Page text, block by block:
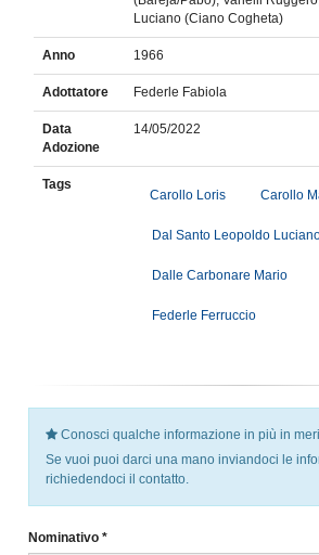
Luciano (Ciano Cogheta)
Anno 1966
Adottatore Federle Fabiola
Data
Adozione
14/05/2022
Tags
Carollo Loris Carollo
Dal Santo Leopoldo
Dalle Carbonare Mario
Federle Ferruccio
Conosci qualche informazione in più in
Se vuoi puoi darci una mano inviandoci le
richiedendoci il contatto.
Nominativo *